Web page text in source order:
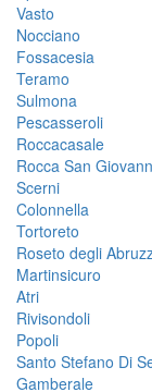
Vasto
Nocciano
Fossacesia
Teramo
Sulmona
Pescasseroli
Roccacasale
Rocca San
Scerni
Colonnella
Tortoreto
Roseto degli
Martinsicuro
Atri
Rivisondoli
Popoli
Santo Stefano Di
Gamberale